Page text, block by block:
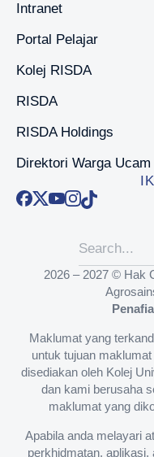
Intranet
Portal Pelajar
Kolej RISDA
RISDA
RISDA Holdings
Direktori Warga Ucam
2026 – 2027 © Hak
Maklumat yang
untuk tujuan
disediakan oleh Kolej
dan kami berusaha
maklumat yang
Apabila anda melayari
perkhidmatan,